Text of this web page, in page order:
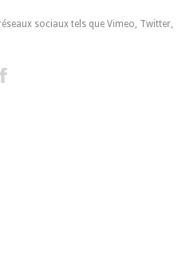
sociaux tels que Vimeo, Twitter,